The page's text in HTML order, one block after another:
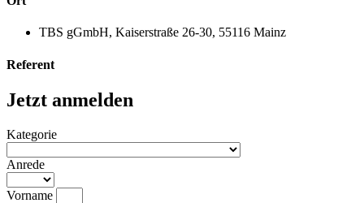
TBS gGmbH, Kaiserstraße 26-30, 55116 Mainz
Referent
Jetzt anmelden
Kategorie
Anrede
Vorname